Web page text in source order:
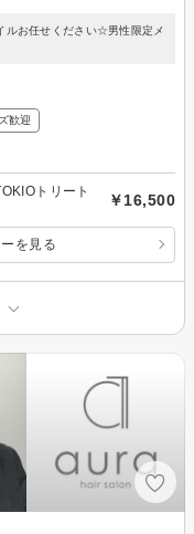
ルお任せください☆男性限定メ
歓迎
トリート
￥16,500
を見る